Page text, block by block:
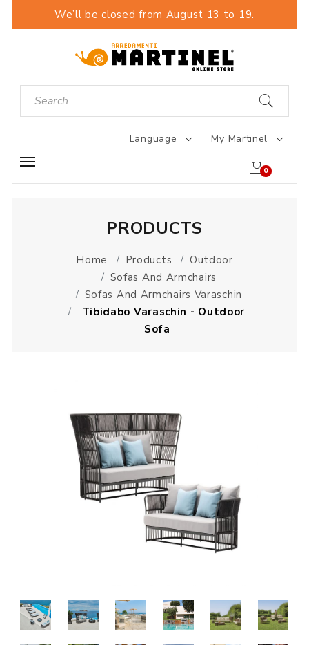
We’ll be closed from August 13 to 19.
Language My Martinel
0
PRODUCTS
Home Products
Outdoor
Sofas And Armchairs
Sofas And Armchairs Varaschin
Tibidabo Varaschin - Outdoor
Sofa